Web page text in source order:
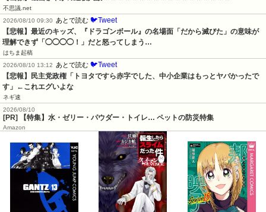
不思議.net
2026/08/10 09:30
あとで読む 🐦Tweet
【悲報】最近のキッズ、『ドラゴンボール』の名場面「だから滅びた」の意味が
理解できず「◯◯◯◯！」だと怒ってしまう…
はちま起稿
2026/08/10 13:12
あとで読む 🐦Tweet
【悲報】民主党政権「トヨタですら赤字でした、中小企業はもっとヤバかったで
す」←これエグいよな
ネギ速
2026/08/10
[PR] 【特集】水・ゼリー・パウダー・トイレ… ペットの防災特集
Amazon